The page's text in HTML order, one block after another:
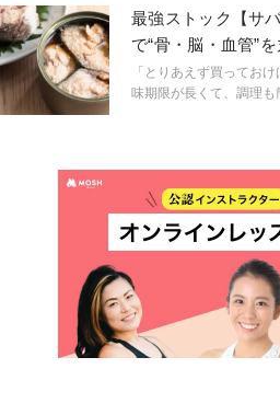
記事では、不足する可能
での働きや不足すること
していきます
最強ストック【サ
で“骨・脳・血管”
養士が推奨する理
「とりあえず買ってお
味期限が長くて、調理
すごい」理由を徹底解